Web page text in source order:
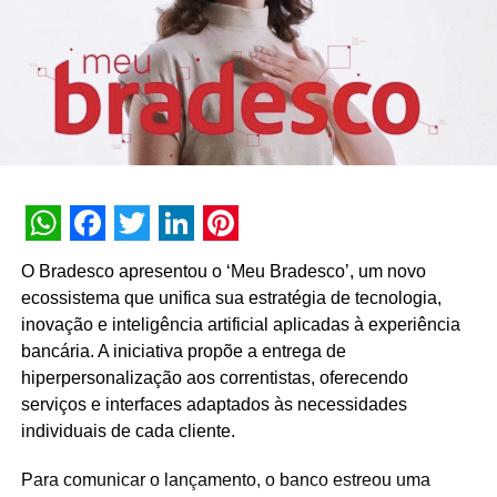
WhatsApp
Facebook
Twitter
LinkedIn
Pinterest
O Bradesco apresentou o ‘Meu Bradesco’, um novo
ecossistema que unifica sua estratégia de tecnologia,
inovação e inteligência artificial aplicadas à experiência
bancária. A iniciativa propõe a entrega de
hiperpersonalização aos correntistas, oferecendo
serviços e interfaces adaptados às necessidades
individuais de cada cliente.
Para comunicar o lançamento, o banco estreou uma